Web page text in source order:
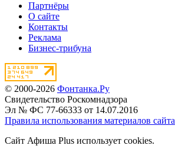
Партнёры
О сайте
Контакты
Реклама
Бизнес-трибуна
© 2000-2026 Фонтанка.Ру
Свидетельство Роскомнадзора
Эл № ФС 77-66333 от 14.07.2016
Правила использования материалов сайта
Сайт Афиша Plus использует cookies.